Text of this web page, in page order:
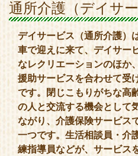
通所介護（デイサ
デイサービス（通所介護）
車で迎えに来て、デイサー
なレクリエーションのほか
援助サービスを合わせて受
です。閉じこもりがちな高
の人と交流する機会として
ながり、介護保険サービス
一つです。生活相談員・介
練指導員などが、サービス